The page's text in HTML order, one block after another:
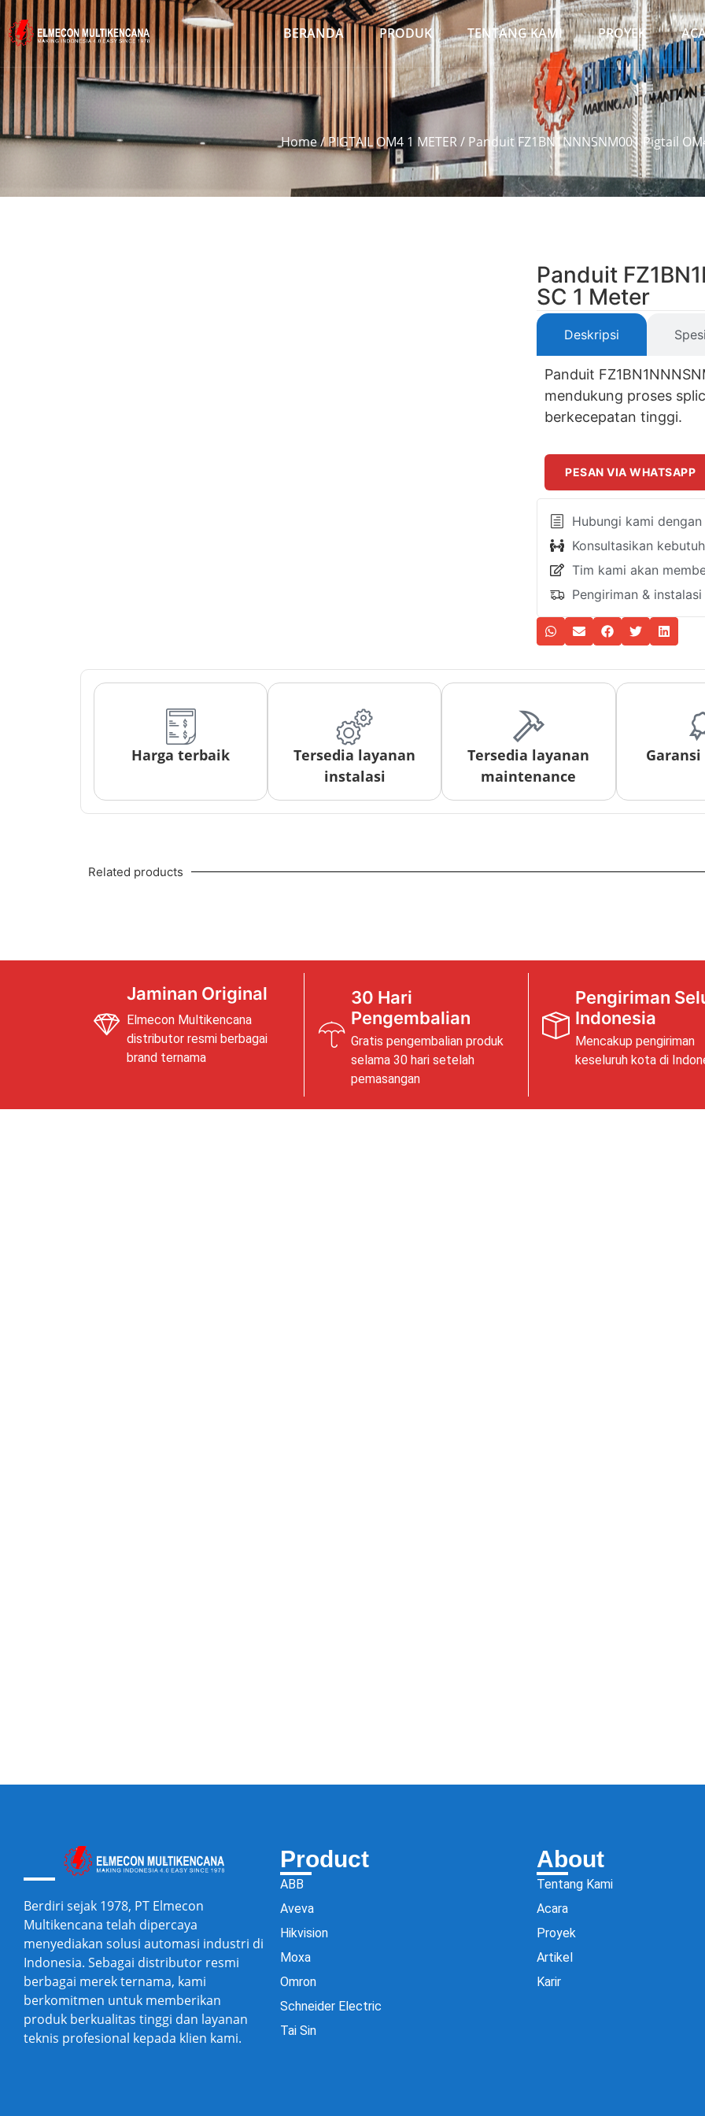
BERANDA PRODUK TENTANG KAMI PROYEK
Home/PIGTAIL OM4 1 METER/ Panduit FZ1BN1NNNSNM001 Pigtail
Panduit
SC 1 Meter
Deskripsi
Panduit
mendukung proses
berkecepatan tinggi.
PESAN VIA WHATSAPP
Hubungi kami
Konsultasikan
Tim kami akan
Pengiriman &
Harga terbaik
Tersedia layanan
instalasi
Tersedia layanan
maintenance
Related products
Jaminan Original
Elmecon Multikencana
distributor resmi berbagai
brand ternama
30 Hari
Pengembalian
Gratis pengembalian produk
selama 30 hari setelah
pemasangan
Pengiriman
Indonesia
Mencakup pengiriman
keseluruh kota di
Berdiri sejak 1978, PT Elmecon
Multikencana telah dipercaya
menyediakan solusi automasi industri di
Indonesia. Sebagai distributor resmi
berbagai merek ternama, kami
berkomitmen untuk memberikan
produk berkualitas tinggi dan layanan
teknis profesional kepada klien kami.
Product
ABB
Aveva
Hikvision
Moxa
Omron
Schneider Electric
Tai Sin
About
Tentang Kami
Acara
Proyek
Artikel
Karir